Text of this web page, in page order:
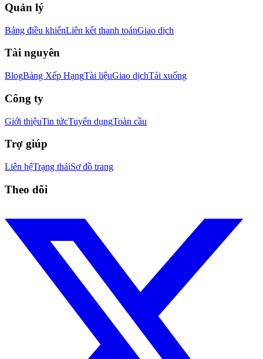
Quản lý
Bảng điều khiểnLiên kết thanh toánGiao dịch
Tài nguyên
BlogBảng Xếp HạngTài liệuGiao dịchTải xuống
Công ty
Giới thiệuTin tứcTuyển dụngToàn cầu
Trợ giúp
Liên hệTrạng tháiSơ đồ trang
Theo dõi